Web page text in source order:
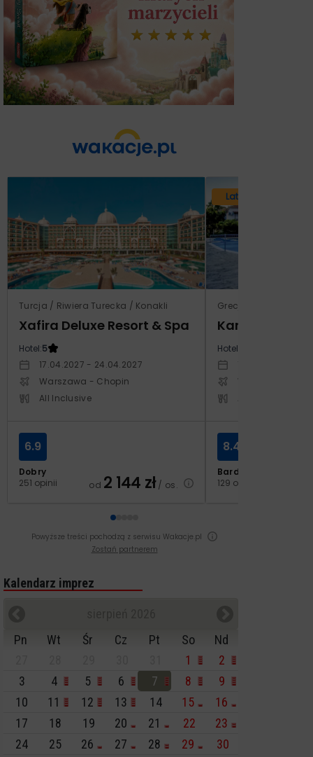
Turcja / Riwiera Turecka / Konakli
Xafira Deluxe Resort & Spa
Hotel:5
17.04.2027 - 24.04.2027
Warszawa - Chopin
All Inclusive
Dobry
251 opinii
6.9
od 2 144 zł/ os.
Lato 2026
Grecja / Samos /
Kampos
Hotel:
Warszawa -
Bardzo dobry
129 opinii
8.4
Powyższe treści pochodzą z serwisu Wakacje.pl
Zostań partnerem
Kalendarz imprez
Pn
Wt Śr Cz Pt So
Nd
1
2
3
4 5 6 7 8
9
10
11 12 13 14 15
16
17
18 19 20 21 22
23
24
25 26 27 28 29
30